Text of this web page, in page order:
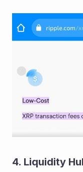
4. Liquidity